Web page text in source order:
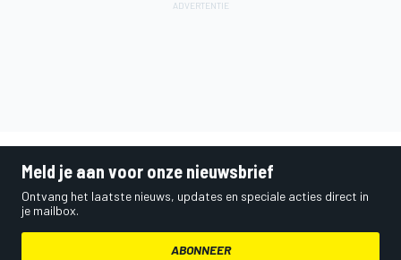
Meld je aan voor onze nieuwsbrief
Ontvang het laatste nieuws, updates en speciale acties direct in
je mailbox.
ABONNEER